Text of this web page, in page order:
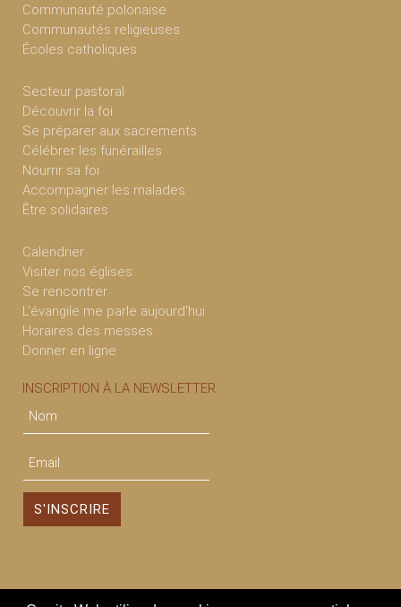
Communauté polonaise
Communautés religieuses
Écoles catholiques
Secteur pastoral
Découvrir la foi
Se préparer aux sacrements
Célébrer les funérailles
Nourrir sa foi
Accompagner les malades
Être solidaires
Calendrier
Visiter nos églises
Se rencontrer
L'évangile me parle aujourd'hui
Horaires des messes
Donner en ligne
INSCRIPTION À LA NEWSLETTER :